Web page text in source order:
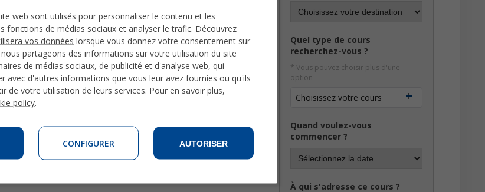
Quel type de cours
recherchez-vous ?
* Vous pouvez choisir plus d'une
option
Choisissez votre cours
Quand voulez-vous
commencer ?
À qui s'adresse ce cours ?
web sont utilisés pour personnaliser le contenu et les
fonctions de médias sociaux et analyser le trafic. Découvrez
vos données lorsque vous donnez votre consentement sur
partageons des informations sur votre utilisation du site
de médias sociaux, de publicité et d'analyse web, qui
avec d'autres informations que vous leur avez fournies ou qu'ils
de votre utilisation de leurs services. Pour en savoir plus,
policy.
CONFIGURER AUTORISER